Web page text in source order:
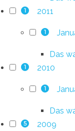
1 2011
1
Das
1 2010
1
Das
5 2009